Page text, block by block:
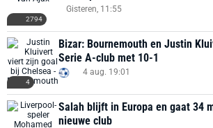
2794
Gisteren, 11:55
4
Bizar: Bournemouth en Justin
Serie A-club met 10-1
4 aug. 19:01
Salah blijft in Europa en gaat 34
nieuwe club